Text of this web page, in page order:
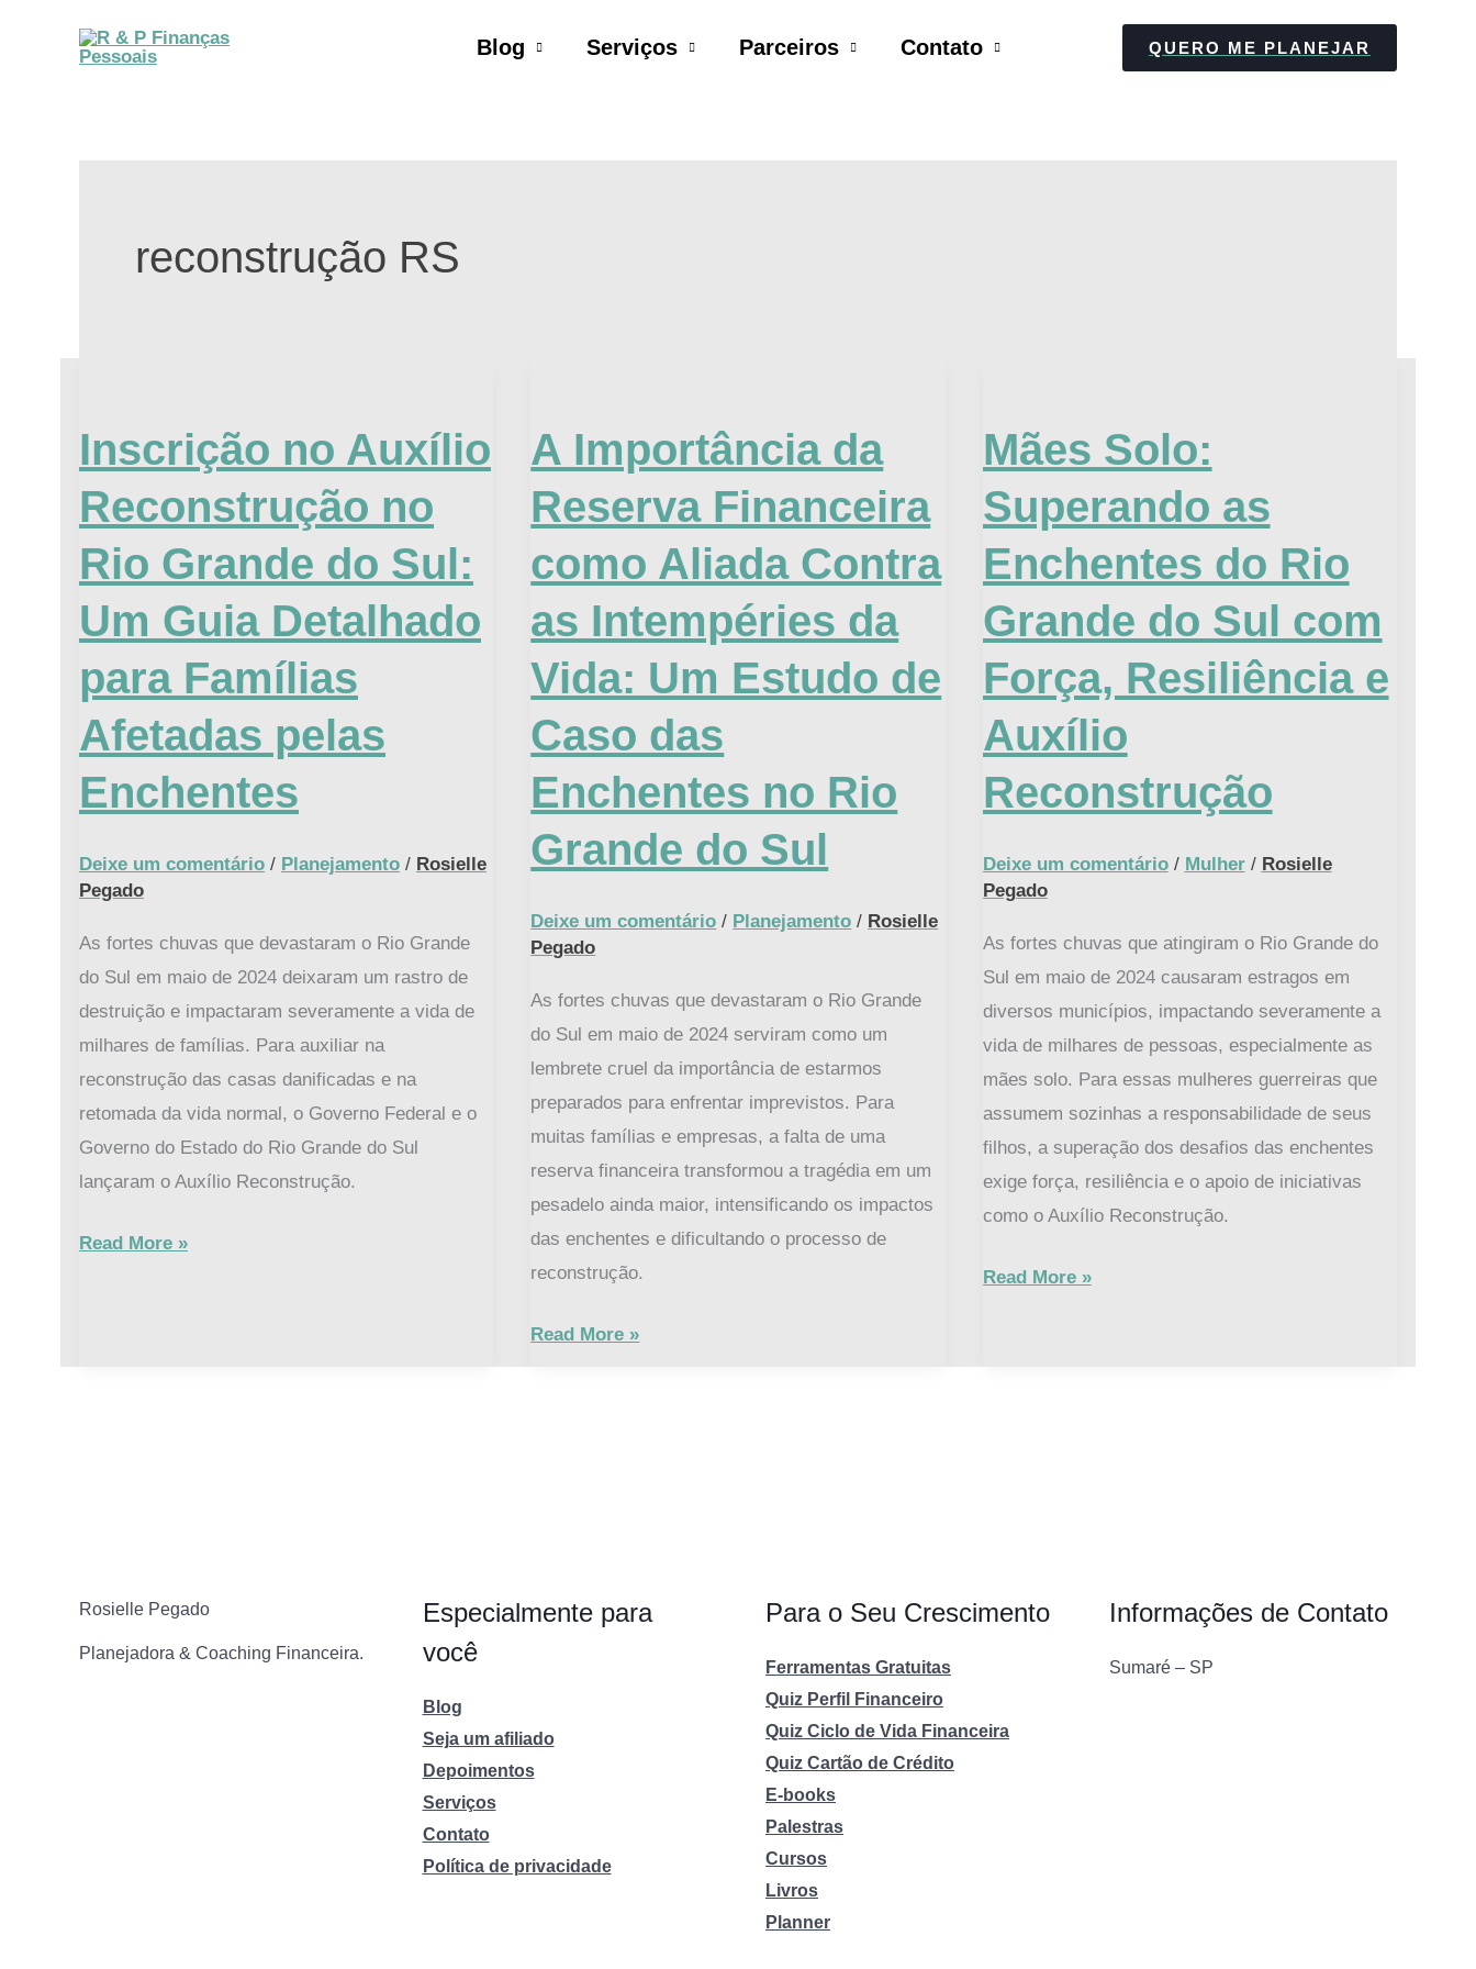
Blog Serviços Parceiros Contato QUERO ME PLANEJAR
reconstrução RS
Inscrição no Auxílio
Reconstrução no
Rio Grande do Sul:
Um Guia Detalhado
para Famílias
Afetadas pelas
Enchentes
Deixe um comentário / Planejamento / Rosielle
Pegado
As fortes chuvas que devastaram o Rio Grande
do Sul em maio de 2024 deixaram um rastro de
destruição e impactaram severamente a vida de
milhares de famílias. Para auxiliar na
reconstrução das casas danificadas e na
retomada da vida normal, o Governo Federal e o
Governo do Estado do Rio Grande do Sul
lançaram o Auxílio Reconstrução.
Auxílio
Reconstrução
no
Rio
Grande
do
Sul:
Um
Guia
Detalhado
para
Famílias
pelas
Read More »
A Importância da
Reserva Financeira
como Aliada Contra
as Intempéries da
Vida: Um Estudo de
Caso das
Enchentes no Rio
Grande do Sul
Deixe um comentário / Planejamento / Rosielle
Pegado
As fortes chuvas que devastaram o Rio Grande
do Sul em maio de 2024 serviram como um
lembrete cruel da importância de estarmos
preparados para enfrentar imprevistos. Para
muitas famílias e empresas, a falta de uma
reserva financeira transformou a tragédia em um
pesadelo ainda maior, intensificando os impactos
das enchentes e dificultando o processo de
reconstrução.
da
Reserva
Financeira
Aliada
Contra
as
Intempéries
da
Vida:
Um
Estudo
de
das
Enchentes
Read More »
Mães Solo:
Superando as
Enchentes do Rio
Grande do Sul com
Força, Resiliência e
Auxílio
Reconstrução
Deixe um comentário / Mulher/ Rosielle
Pegado
As fortes chuvas que atingiram o Rio Grande do
Sul em maio de 2024 causaram estragos em
diversos municípios, impactando severamente a
vida de milhares de pessoas, especialmente as
mães solo. Para essas mulheres guerreiras que
assumem sozinhas a responsabilidade de seus
filhos, a superação dos desafios das enchentes
exige força, resiliência e o apoio de iniciativas
como o Auxílio Reconstrução.
Superando
as
Enchentes
do
Rio
Grande
do
Sul
com
Força,
Resiliência
e
Reconstrução
Read More »
Rosielle Pegado
Planejadora & Coaching Financeira.
Especialmente para
você
Blog
Seja um afiliado
Depoimentos
Serviços
Contato
Política de privacidade
Para o Seu Crescimento
Ferramentas Gratuitas
Quiz Perfil Financeiro
Quiz Ciclo de Vida Financeira
Quiz Cartão de Crédito
E-books
Palestras
Cursos
Livros
Planner
Informações de Contato
Sumaré – SP